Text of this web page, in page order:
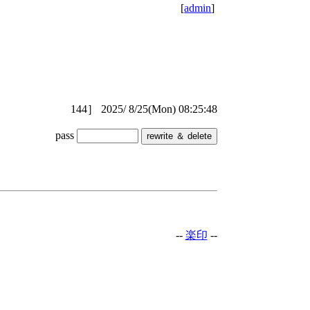
[admin]
144］ 2025/ 8/25(Mon) 08:25:48
pass
-- 楽印 --